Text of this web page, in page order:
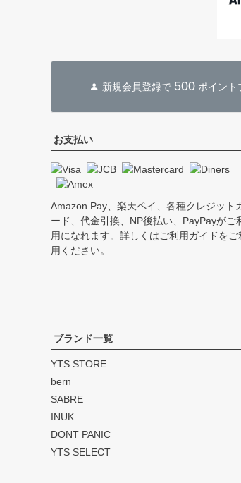
新規会員登録で 500ポイント
お支払い
Amazon Pay、楽天ペイ、各種クレジット
ード、代金引換、NP後払い、PayPayがご
用になれます。詳しくはご利用ガイドをご
用ください。
ブランド一覧
YTS STORE
bern
SABRE
INUK
DONT PANIC
YTS SELECT